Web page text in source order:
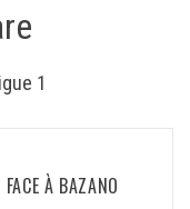
1
À BAZANO